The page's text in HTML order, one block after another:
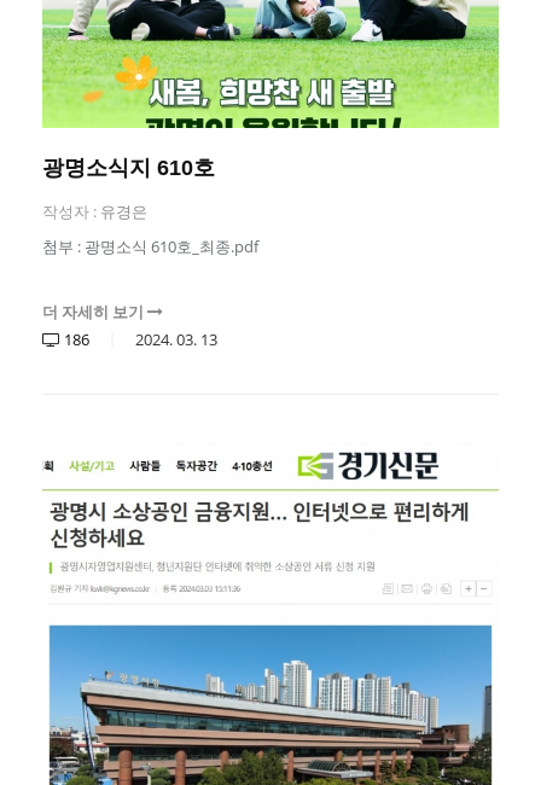
광명소식지 610호
작성자 : 유경은
첨부 : 광명소식 610호_최종.pdf
더 자세히 보기
186
2024.03. 13